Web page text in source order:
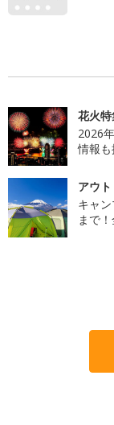
花火
2026
情報も
アウ
キャ
まで